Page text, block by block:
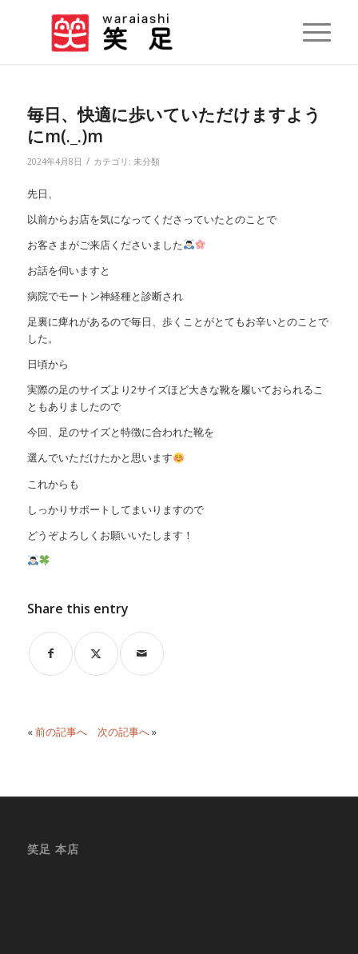
毎日、快適に歩いていただけますよう
にm(._.)m
2024年4月8日 / カテゴリ: 未分類
先日、
以前からお店を気になってくださっていたとのことで
お客さまがご来店くださいました
お話を伺いますと
病院でモートン神経種と診断され
足裏に痺れがあるので毎日、歩くことがとてもお辛いとのことで
した。
日頃から
実際の足のサイズより2サイズほど大きな靴を履いておられるこ
ともありましたので
今回、足のサイズと特徴に合われた靴を
選んでいただけたかと思います
これからも
しっかりサポートしてまいりますので
どうぞよろしくお願いいたします！
Share this entry
«前の記事へ 次の記事へ»
笑足 本店